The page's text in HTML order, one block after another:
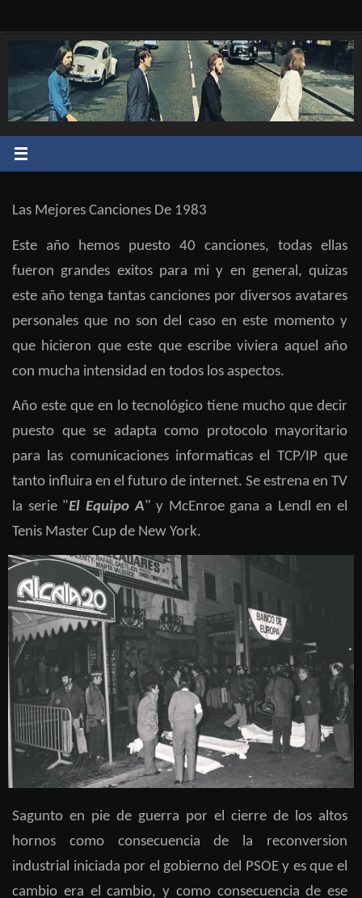
Las Mejores Canciones De 1983
Este año hemos puesto 40 canciones, todas ellas
fueron grandes exitos para mi y en general, quizas
este año tenga tantas canciones por diversos avatares
personales que no son del caso en este momento y
que hicieron que este que escribe viviera aquel año
con mucha intensidad en todos los aspectos.
Año este que en lo tecnológico tiene mucho que decir
puesto que se adapta como protocolo mayoritario
para las comunicaciones informaticas el TCP/IP que
tanto influira en el futuro de internet. Se estrena en TV
la serie "El Equipo A" y McEnroe gana a Lendl en el
Tenis Master Cup de New York.
Sagunto en pie de guerra por el cierre de los altos
hornos como consecuencia de la reconversion
industrial iniciada por el gobierno del PSOE y es que el
cambio era el cambio, y como consecuencia de ese